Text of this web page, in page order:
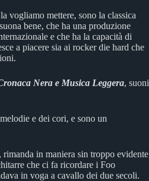
vogliamo mettere, sono la classica
bene, che ha una produzione
e che ha la capacità di
a piacere sia ai rocker die hard che
Nera e Musica Leggera, suoni
e dei cori, e sono un
in maniera sin troppo evidente
che ci fa ricordare i Foo
in voga a cavallo dei due secoli.